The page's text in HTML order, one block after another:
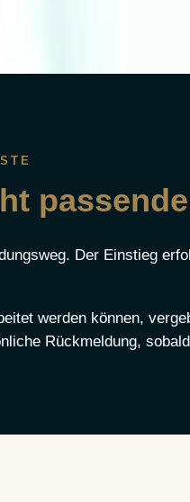
Der Einstieg
werden können,
Rückmeldung,